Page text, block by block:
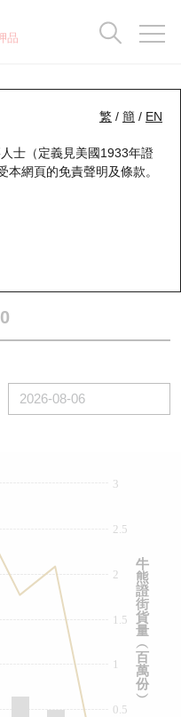
品
繁 / 簡 / EN
士（定義見美國1933年證
本網頁的免責聲明及條款。
生指數
0
0.5
1
1.5
2
2.5
3
牛
熊
證
街
貨
量
︵
百
萬
份
︶